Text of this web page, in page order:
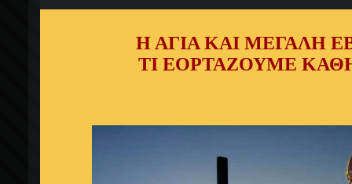
Η ΑΓΙΑ ΚΑΙ ΜΕΓΑΛΗ
ΤΙ ΕΟΡΤΑΖΟΥΜΕ